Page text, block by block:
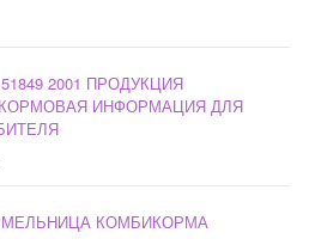
2001 ПРОДУКЦИЯ
ИНФОРМАЦИЯ ДЛЯ
КОМБИКОРМА